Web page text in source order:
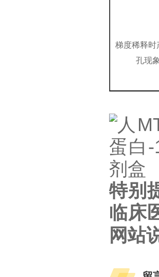
梯度稀释时
孔现
特别
临床
网站